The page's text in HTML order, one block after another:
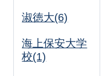
淑徳大(6)
海上保安大学
校(1)